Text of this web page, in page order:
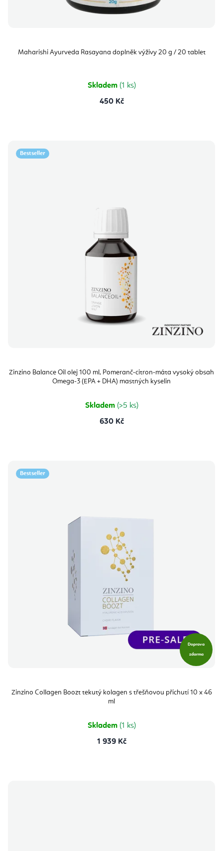
Maharishi Ayurveda Rasayana doplněk výživy 20 g / 20 tablet
Skladem (1 ks)
450 Kč
Bestseller
Zinzino Balance Oil olej 100 ml, Pomeranč-citron-máta vysoký obsah
Omega-3 (EPA + DHA) mastných kyselin
Skladem (>5 ks)
630 Kč
Bestseller
Doprava
zdarma
Zinzino Collagen Boozt tekutý kolagen s třešňovou příchutí 10 x 46
ml
Skladem (1 ks)
1 939 Kč